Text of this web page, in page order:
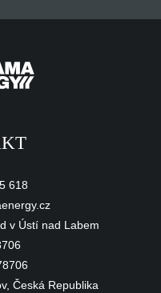
618
v Ústí nad Labem
Česká Republika